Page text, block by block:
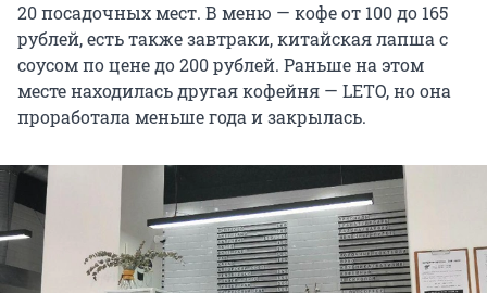
20 посадочных мест. В меню — кофе от 100 до 165
рублей, есть также завтраки, китайская лапша с
соусом по цене до 200 рублей. Раньше на этом
месте находилась другая кофейня — LETO, но она
проработала меньше года и закрылась.